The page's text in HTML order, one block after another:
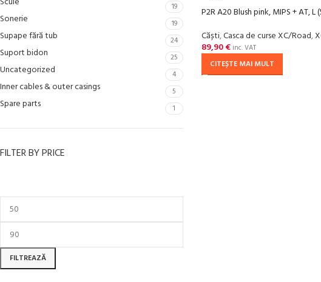
19
Sonerie 19
Supape fără tub 24
Suport bidon 25
Uncategorized 4
Inner cables & outer casings 5
Spare parts 1
FILTER BY PRICE
FILTREAZĂ
P2R A20 Blush pink, MIPS + AT, L
Căști,Casca de curse XC/Road,
89,90€ inc. VAT
CITEȘTE MAI MULT